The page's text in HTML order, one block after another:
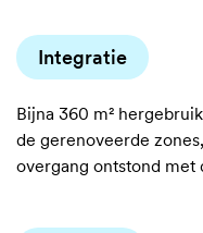
Integratie
Bijna 360 m²
de gerenoveerde
overgang ontstond met